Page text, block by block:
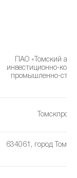
ПАО «Томский
инвестиционно-
промышленно-
634061, город